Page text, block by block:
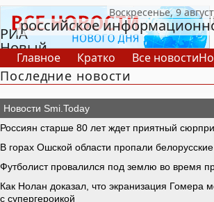
РИА
Новый
День
российское
Главное Кратко Все новости
В России
В мире
СпецпроектыПроекты Архив
Последние новости